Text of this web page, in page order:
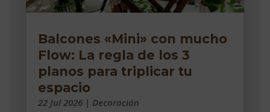
Balcones «Mini» con mucho
Flow: La regla de los 3
planos para triplicar tu
espacio
22 Jul 2026| Decoración